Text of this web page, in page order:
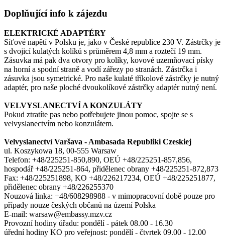
Doplňující info k zájezdu
ELEKTRICKÉ ADAPTÉRY
Síťové napětí v Polsku je, jako v České republice 230 V. Zástrčky je
s dvojicí kulatých kolíků s průměrem 4,8 mm a roztečí 19 mm.
Zásuvka má pak dva otvory pro kolíky, kovové uzemňovací písky
na horní a spodní straně a vodí zářezy po stranách. Zástrčka i
zásuvka jsou symetrické. Pro naše kulaté tříkolové zástrčky je nutný
adaptér, pro naše ploché dvoukolíkové zástrčky adaptér nutný není.
VELVYSLANECTVÍ A KONZULÁTY
Pokud ztratíte pas nebo potřebujete jinou pomoc, spojte se s
velvyslanectvím nebo konzulátem.
Velvyslanectví Varšava - Ambasada Republiki Czeskiej
ul. Koszykowa 18, 00-555 Warsaw
Telefon: +48/225251-850,890, OEÚ +48/225251-857,856,
hospodář +48/225251-864, přidělenec obrany +48/225251-872,873
Fax: +48/225251898, KO +48/226217234, OEÚ +48/225251877,
přidělenec obrany +48/226255370
Nouzová linka: +48/608298988 - v mimopracovní době pouze pro
případy nouze českých občanů na území Polska
E-mail: warsaw@embassy.mzv.cz
Provozní hodiny úřadu: pondělí - pátek 08.00 - 16.30
úřední hodiny KO pro veřejnost: pondělí - čtvrtek 09.00 - 12.00